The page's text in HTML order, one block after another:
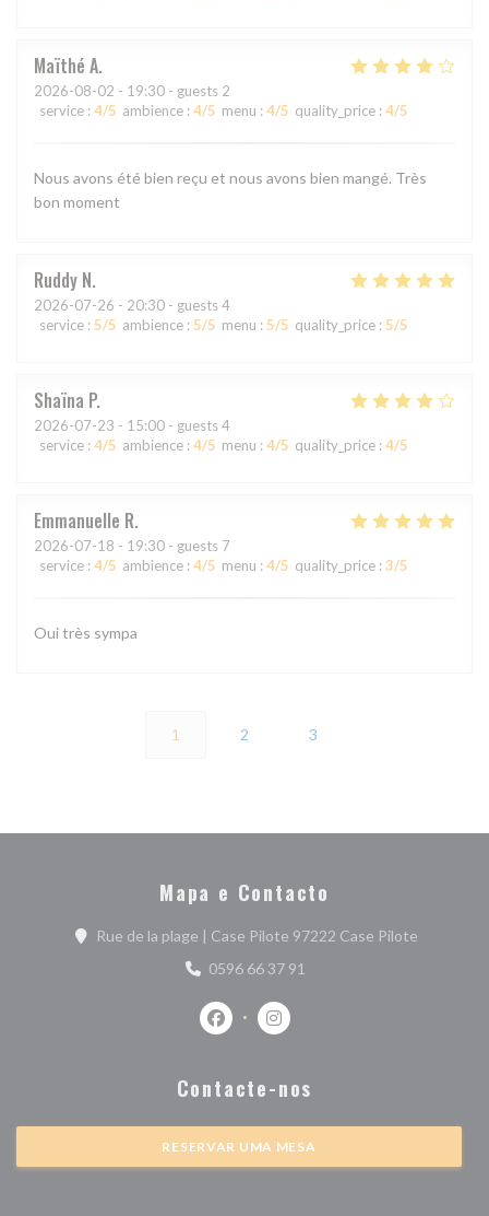
Maïthé A
2026-08-02 - 19:30 - guests 2
service : 4/5 ambience : 4/5 menu : 4/5 quality_price : 4/5
Nous avons été bien reçu et nous avons bien mangé. Très
bon moment
Ruddy N
2026-07-26 - 20:30 - guests 4
service : 5/5 ambience : 5/5 menu : 5/5 quality_price : 5/5
Shaïna P
2026-07-23 - 15:00 - guests 4
service : 4/5 ambience : 4/5 menu : 4/5 quality_price : 4/5
Emmanuelle R
2026-07-18 - 19:30 - guests 7
service : 4/5 ambience : 4/5 menu : 4/5 quality_price : 3/5
Oui très sympa
1 2 3
Mapa e Contacto
Rue de la plage | Case Pilote 97222 Case Pilote
0596 66 37 91
Facebook ((abre numa nova janela))
Instagram ((abre numa nova
Contacte-nos
RESERVAR UMA MESA